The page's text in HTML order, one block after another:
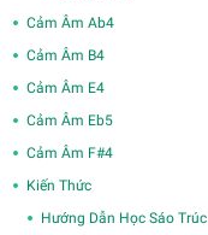
Cảm Âm Ab4
Cảm Âm B4
Cảm Âm E4
Cảm Âm Eb5
Cảm Âm F#4
Kiến Thức
Hướng Dẫn Học Sáo Trúc